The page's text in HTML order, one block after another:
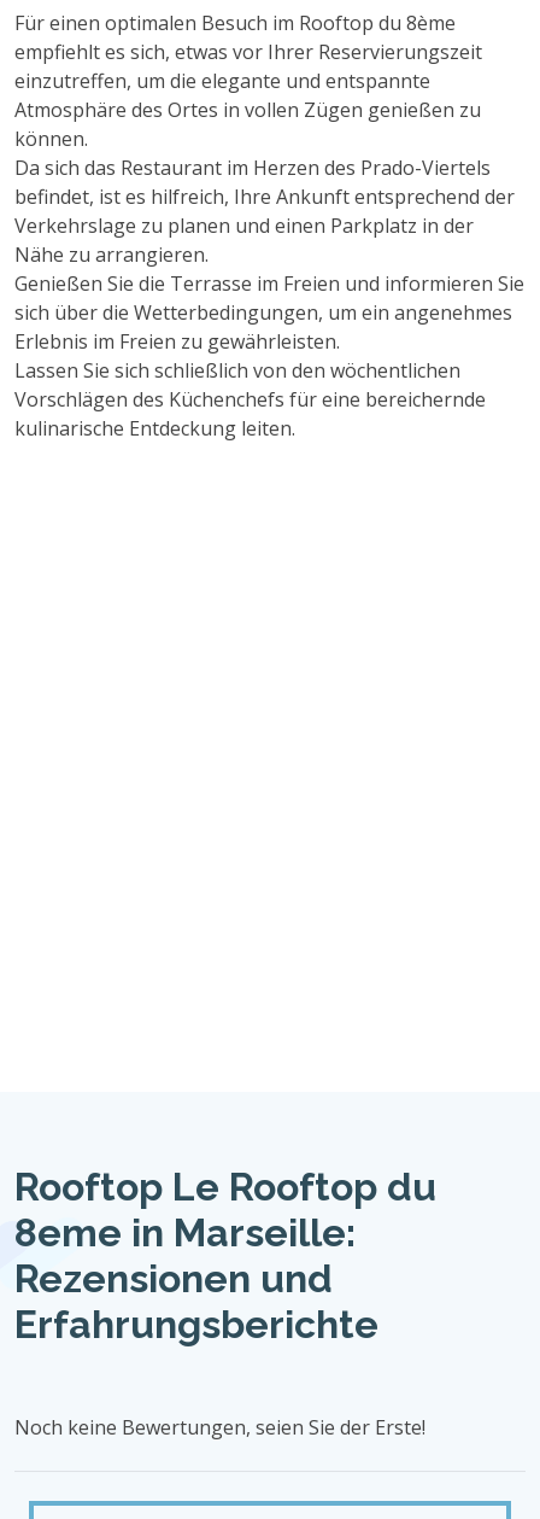
Für einen optimalen Besuch im Rooftop du 8ème
empfiehlt es sich, etwas vor Ihrer Reservierungszeit
einzutreffen, um die elegante und entspannte
Atmosphäre des Ortes in vollen Zügen genießen zu
können.
Da sich das Restaurant im Herzen des Prado-Viertels
befindet, ist es hilfreich, Ihre Ankunft entsprechend der
Verkehrslage zu planen und einen Parkplatz in der
Nähe zu arrangieren.
Genießen Sie die Terrasse im Freien und informieren Sie
sich über die Wetterbedingungen, um ein angenehmes
Erlebnis im Freien zu gewährleisten.
Lassen Sie sich schließlich von den wöchentlichen
Vorschlägen des Küchenchefs für eine bereichernde
kulinarische Entdeckung leiten.
Rooftop Le Rooftop du
8eme in Marseille:
Rezensionen und
Erfahrungsberichte
Noch keine Bewertungen, seien Sie der Erste!